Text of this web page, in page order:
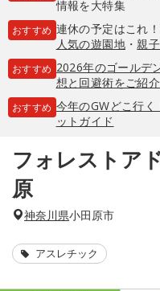
情報を大特集
おすすめ 連休の予定はこれ
人気の遊園地・親
おすすめ 2026年のゴールデ
想と回避術をご紹介
おすすめ 今年のGWどこ行
ットガイド
フォレストア
原
神奈川県小田原市
アスレチック